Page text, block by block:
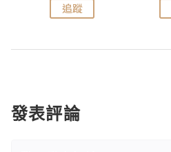
追蹤
發表評論